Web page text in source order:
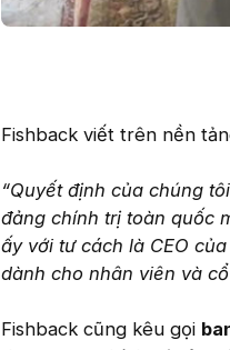
Fishback viết trên nền
“Quyết định của chúng
đảng chính trị toàn quốc
ấy với tư cách là CEO
dành cho nhân viên và
Fishback cũng kêu gọi